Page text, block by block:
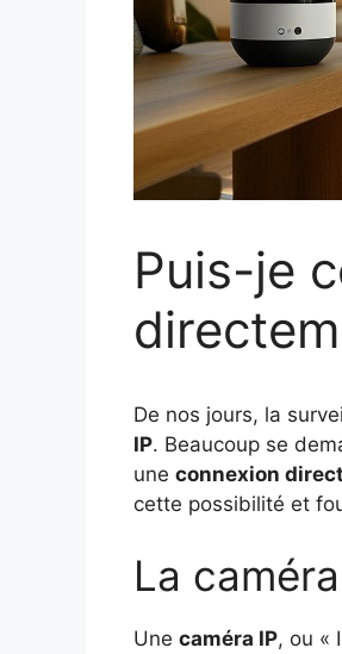
Puis-je
De nos jours, la
IP. Beaucoup se
une connexion
cette possibilité et
La
Une caméra IP, ou «